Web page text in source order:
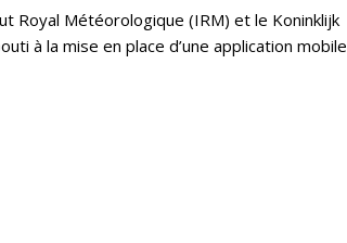
Royal Météorologique (IRM) et le Koninklijk
à la mise en place d’une application mobile